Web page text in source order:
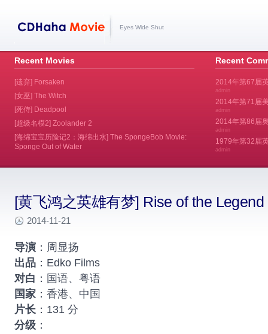
Eyes Wide Shut
Recent
2014年第67届
admin
2014年第71届
admin
2014年第86届
admin
1979年第32届
admin
[黄飞鸿之英雄有梦] Rise of the Legend
2014-11-21
导演 ：周显扬
出品 ：Edko Films
对白 ：国语、粤语
国家 ：香港、中国
片长 ：131 分
分级 ：
Recent Movies
[遗弃] Forsaken
[女巫] The Witch
[死侍] Deadpool
[超级名模2] Zoolander 2
[海绵宝宝历险记2：海绵出水] The SpongeBob Movie:
Sponge Out of Water